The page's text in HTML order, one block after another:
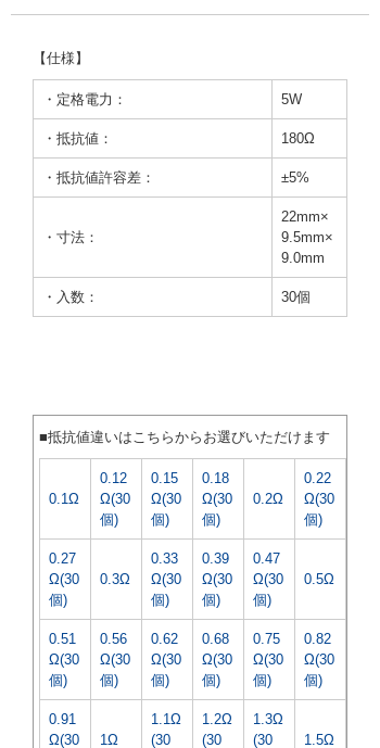
【仕様】
・定格電力： 5W
・抵抗値： 180Ω
・抵抗値許容差： ±5%
・寸法：
22mm×
9.5mm×
9.0mm
・入数： 30個
■抵抗値違いはこちらからお選びいただけます
0.1Ω
0.12
Ω(30
個)
0.15
Ω(30
個)
0.18
Ω(30
個)
0.2Ω
0.22
Ω(30
個)
0.27
Ω(30
個)
0.3Ω
0.33
Ω(30
個)
0.39
Ω(30
個)
0.47
Ω(30
個)
0.5Ω
0.51
Ω(30
個)
0.56
Ω(30
個)
0.62
Ω(30
個)
0.68
Ω(30
個)
0.75
Ω(30
個)
0.82
Ω(30
個)
0.91
Ω(30
1Ω
1.1Ω
(30
1.2Ω
(30
1.3Ω
(30
1.5Ω